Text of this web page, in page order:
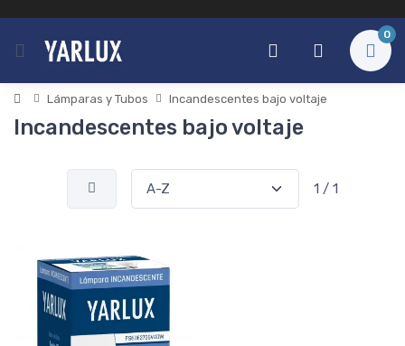
0
Lámparas y Tubos Incandescentes bajo voltaje
Incandescentes bajo voltaje
1 / 1